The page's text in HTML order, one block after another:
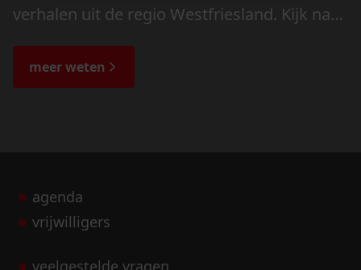
verhalen uit de regio Westfriesland. Kijk naar
de bijzondere verhalen.
meer weten
agenda
vrijwilligers